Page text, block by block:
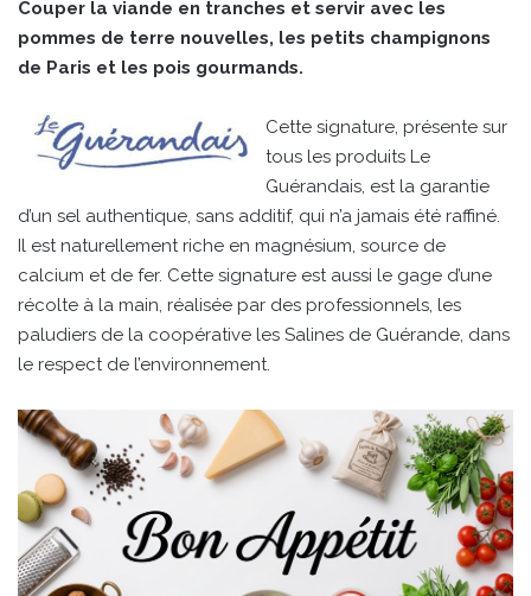
Couper la viande en tranches et servir avec les
pommes de terre nouvelles, les petits champignons
de Paris et les pois gourmands.
Cette signature, présente sur
tous les produits Le
Guérandais, est la garantie
d’un sel authentique, sans additif, qui n’a jamais été raffiné.
Il est naturellement riche en magnésium, source de
calcium et de fer. Cette signature est aussi le gage d’une
récolte à la main, réalisée par des professionnels, les
paludiers de la coopérative les Salines de Guérande, dans
le respect de l’environnement.